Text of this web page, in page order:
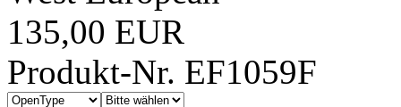
135,00 EUR
Produkt-Nr. EF1059F